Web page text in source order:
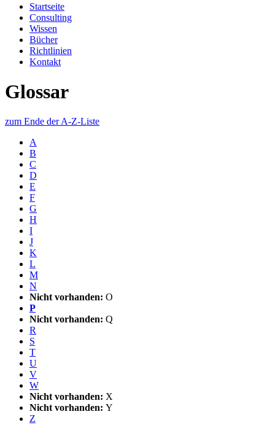
Startseite
Consulting
Wissen
Bücher
Richtlinien
Kontakt
Glossar
zum Ende der A-Z-Liste
A
B
C
D
E
F
G
H
I
J
K
L
M
N
Nicht vorhanden: O
P
Nicht vorhanden: Q
R
S
T
U
V
W
Nicht vorhanden: X
Nicht vorhanden: Y
Z